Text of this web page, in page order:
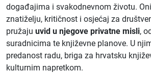
događajima i svakodnevnom životu.
znatiželju, kritičnost i osjećaj za
pružaju uvid u njegove privatne misli,
suradnicima te književne planove. U
predanost radu, briga za hrvatsku
kulturnim napretkom.